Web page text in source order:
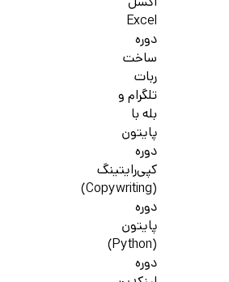
Excel
دوره
ساخت
ربات
تلگرام و
بله با
پایتون
دوره
کپی‌رایتینگ
(Copywriting)
دوره
پایتون
(Python)
دوره